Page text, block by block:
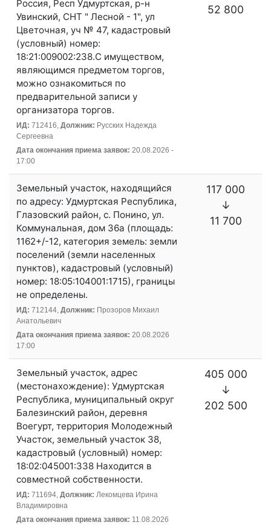
Россия, Респ Удмуртская, р-н
Увинский, СНТ " Лесной - 1", ул
Цветочная, уч № 47, кадастровый
(условный) номер:
18:21:009002:238.С имуществом,
являющимся предметом торгов,
можно ознакомиться по
предварительной записи у
организатора торгов.
ИД: 712416, Должник: Русских Надежда
Сергеевна
Дата окончания приема заявок: 20.08.2026 -
17:00
52 800
Земельный участок, находящийся
по адресу: Удмуртская Республика,
Глазовский район, с. Понино, ул.
Коммунальная, дом 36а (площадь:
1162+/-12, категория земель: земли
поселений (земли населенных
пунктов), кадастровый (условный)
номер: 18:05:104001:1715), границы
не определены.
ИД: 712144, Должник: Прозоров Михаил
Анатольевич
Дата окончания приема заявок: 20.08.2026
17:00
117 000
↓
11 700
Земельный участок, адрес
(местонахождение): Удмуртская
Республика, муниципальный округ
Балезинский район, деревня
Воегурт, территория Молодежный
Участок, земельный участок 38,
кадастровый (условный) номер:
18:02:045001:338 Находится в
совместной собственности.
ИД: 711694, Должник: Лекомцева Ирина
Владимировна
Дата окончания приема заявок: 11.08.2026
405 000
↓
202 500